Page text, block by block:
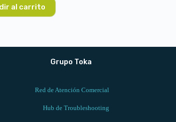
al carrito
Grupo Toka
Red de Atención Comercial
Hub de Troubleshooting